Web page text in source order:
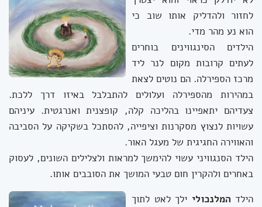
לחזור ולהדליק אותו שוב כי
הוא נע מהר מדי.
הילדים הסינגווינים בוחרים
לעתים קרובות מקום לנר ליד
מרכז הספירלה. הם נוטים לצאת
במהירות מהספירלה ועלולים להתבלבל באיזו דרך ללכת.
צעדיהם יתאפיינו בהליכה קלה, קופצנית ואנרגטית. עיניהם
עשויות לנצוץ מסקרנות וציפייה, להסתכל בשקיקה על הסביבה
והאווירה החגיגית של מעגל האור.
הילד הסנגוויני עשוי להימשך למראות ולצלילים השונים, לעסוק
באחרים ולהקרין חום טבעי המושך את הסובבים אותו.
הילד המלנכולי ילך לאט לתוך